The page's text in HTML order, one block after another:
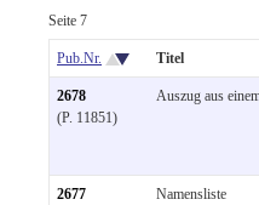
springen
Seite 7
Pub.Nr. Titel
2678
(P. 11851)
Auszug aus
2677
Namensliste